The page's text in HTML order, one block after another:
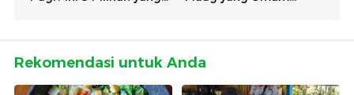
Rekomendasi untuk Anda